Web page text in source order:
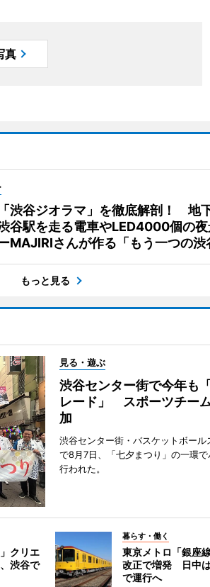
真
渋谷ジオラマ」を徹底解剖！ 地
谷駅を走る電車やLED4000個の
MAJIRIさんが作る「もう一つの渋
もっと見る
見る・遊ぶ
渋谷センター街で今年も
レード」 スポーツチー
加
渋谷センター街・バスケットボール
で8月7日、「七夕まつり」の一環
行われた。
クリエ
渋谷で
暮らす・働く
東京メトロ「銀座
改正で増発 日中
で運行へ